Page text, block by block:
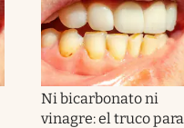
Ni bicarbonato ni
vinagre: el truco para